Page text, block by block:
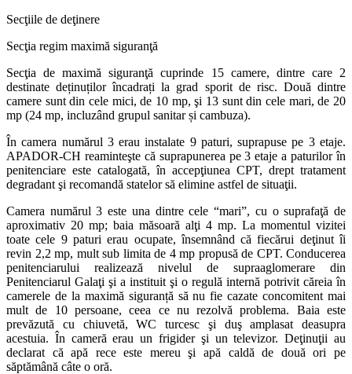
Secţiile de deţinere
Secţia regim maximă siguranţă
Secţia de maximă siguranţă cuprinde 15 camere, dintre care 2
destinate deținuților încadrați la grad sporit de risc. Două dintre
camere sunt din cele mici, de 10 mp, şi 13 sunt din cele mari, de 20
mp (24 mp, incluzând grupul sanitar și cambuza).
În camera numărul 3 erau instalate 9 paturi, suprapuse pe 3 etaje.
APADOR-CH reaminteşte că suprapunerea pe 3 etaje a paturilor în
penitenciare este catalogată, în accepţiunea CPT, drept tratament
degradant şi recomandă statelor să elimine astfel de situaţii.
Camera numărul 3 este una dintre cele “mari”, cu o suprafaţă de
aproximativ 20 mp; baia măsoară alţi 4 mp. La momentul vizitei
toate cele 9 paturi erau ocupate, însemnând că fiecărui deţinut îi
revin 2,2 mp, mult sub limita de 4 mp propusă de CPT. Conducerea
penitenciarului realizează nivelul de supraaglomerare din
Penitenciarul Galaţi şi a instituit şi o regulă internă potrivit căreia în
camerele de la maximă siguranță să nu fie cazate concomitent mai
mult de 10 persoane, ceea ce nu rezolvă problema. Baia este
prevăzută cu chiuvetă, WC turcesc şi duş amplasat deasupra
acestuia. În cameră erau un frigider şi un televizor. Deţinuţii au
declarat că apă rece este mereu şi apă caldă de două ori pe
săptămână câte o oră.